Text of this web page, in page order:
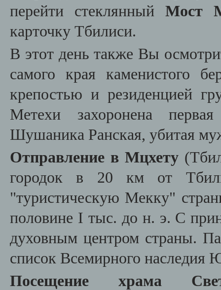
перейти стеклянный Мост
карточку Тбилиси.
В этот день также Вы
самого края
крепостью и резиденцией
Метехи захоронена
Шушаника Ранская, убитая
Отправление в Мцхету
городок в 20 км от
"туристическую Мекку"
половине I тыс. до н. э. С
духовным центром страны.
список Всемирного
Посещение храма